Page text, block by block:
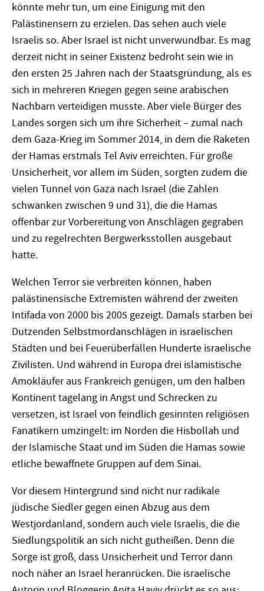
könnte mehr tun, um eine Einigung mit den
Palästinensern zu erzielen. Das sehen auch viele
Israelis so. Aber Israel ist nicht unverwundbar. Es mag
derzeit nicht in seiner Existenz bedroht sein wie in
den ersten 25 Jahren nach der Staatsgründung, als es
sich in mehreren Kriegen gegen seine arabischen
Nachbarn verteidigen musste. Aber viele Bürger des
Landes sorgen sich um ihre Sicherheit – zumal nach
dem Gaza-Krieg im Sommer 2014, in dem die Raketen
der Hamas erstmals Tel Aviv erreichten. Für große
Unsicherheit, vor allem im Süden, sorgten zudem die
vielen Tunnel von Gaza nach Israel (die Zahlen
schwanken zwischen 9 und 31), die die Hamas
offenbar zur Vorbereitung von Anschlägen gegraben
und zu regelrechten Bergwerksstollen ausgebaut
hatte.
Welchen Terror sie verbreiten können, haben
palästinensische Extremisten während der zweiten
Intifada von 2000 bis 2005 gezeigt. Damals starben bei
Dutzenden Selbstmordanschlägen in israelischen
Städten und bei Feuerüberfällen Hunderte israelische
Zivilisten. Und während in Europa drei islamistische
Amokläufer aus Frankreich genügen, um den halben
Kontinent tagelang in Angst und Schrecken zu
versetzen, ist Israel von feindlich gesinnten religiösen
Fanatikern umzingelt: im Norden die Hisbollah und
der Islamische Staat und im Süden die Hamas sowie
etliche bewaffnete Gruppen auf dem Sinai.
Vor diesem Hintergrund sind nicht nur radikale
jüdische Siedler gegen einen Abzug aus dem
Westjordanland, sondern auch viele Israelis, die die
Siedlungspolitik an sich nicht gutheißen. Denn die
Sorge ist groß, dass Unsicherheit und Terror dann
noch näher an Israel heranrücken. Die israelische